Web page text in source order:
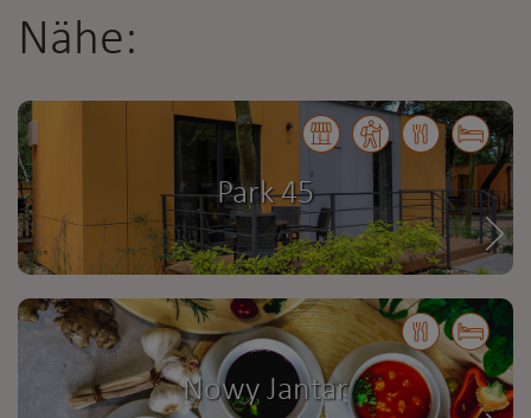
Nähe:
Park 45
Nowy Jantar